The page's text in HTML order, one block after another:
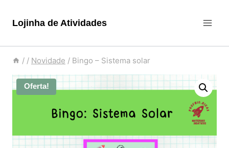
para
Conteúdo
Lojinha de Atividades
/ / Novidade / Bingo – Sistema solar
Oferta!